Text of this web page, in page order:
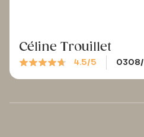
Céline Trouillet
4.5/5